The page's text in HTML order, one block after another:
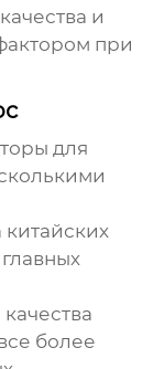
и
при
для
китайских
более